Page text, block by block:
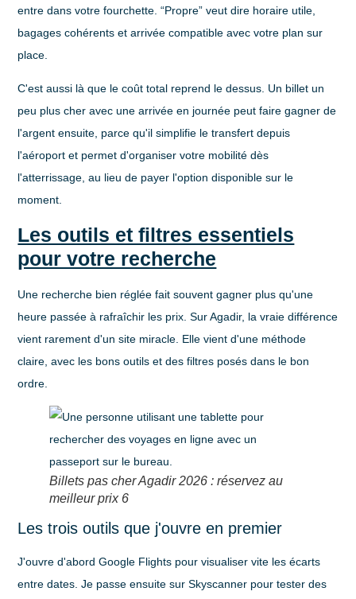
entre dans votre fourchette. “Propre” veut dire horaire utile,
bagages cohérents et arrivée compatible avec votre plan sur
place.
C'est aussi là que le coût total reprend le dessus. Un billet un
peu plus cher avec une arrivée en journée peut faire gagner de
l'argent ensuite, parce qu'il simplifie le transfert depuis
l'aéroport et permet d'organiser votre mobilité dès
l'atterrissage, au lieu de payer l'option disponible sur le
moment.
Les outils et filtres essentiels
pour votre recherche
Une recherche bien réglée fait souvent gagner plus qu'une
heure passée à rafraîchir les prix. Sur Agadir, la vraie différence
vient rarement d'un site miracle. Elle vient d'une méthode
claire, avec les bons outils et des filtres posés dans le bon
ordre.
Billets pas cher Agadir 2026 : réservez au
meilleur prix 6
Les trois outils que j'ouvre en premier
J'ouvre d'abordGoogle Flights pour visualiser vite les écarts
entre dates. Je passe ensuite surSkyscanner pour tester des